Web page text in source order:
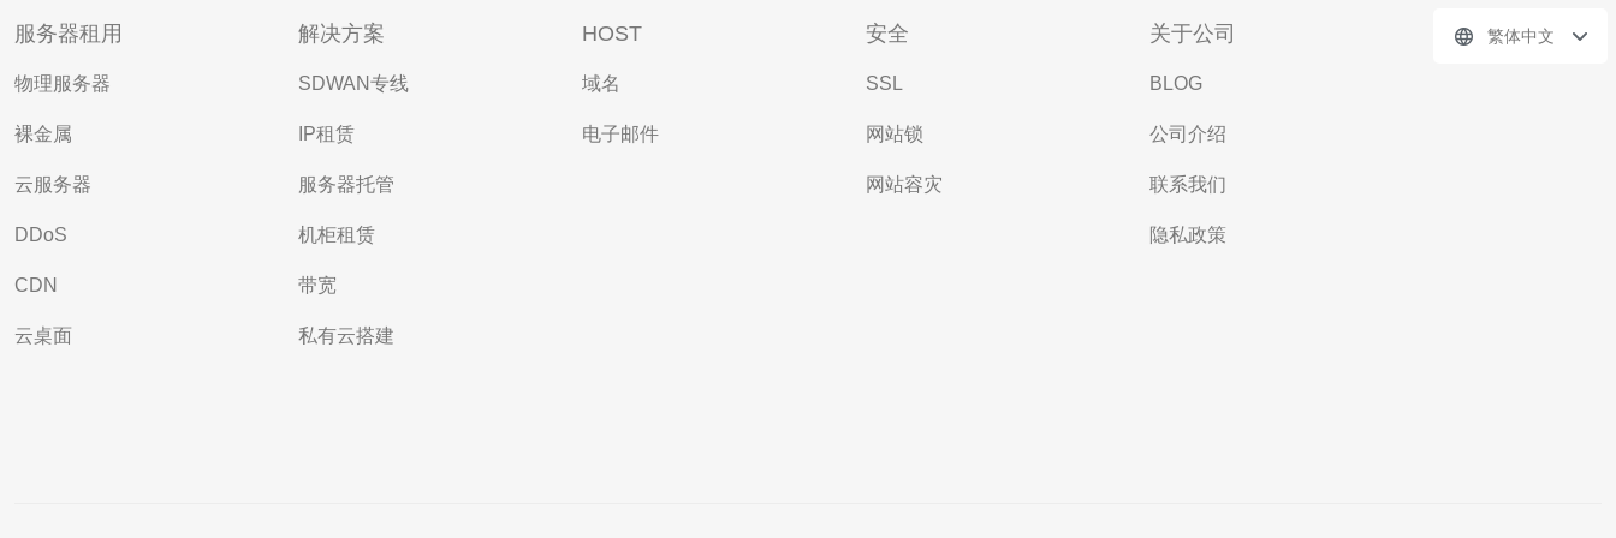
服务器租用
物理服务器
裸金属
云服务器
DDoS
CDN
云桌面
解决方案
SDWAN专线
IP租赁
服务器托管
机柜租赁
带宽
私有云搭建
HOST
域名
电子邮件
安全
SSL
网站锁
网站容灾
关于公司
BLOG
公司介绍
联系我们
隐私政策
繁体中文